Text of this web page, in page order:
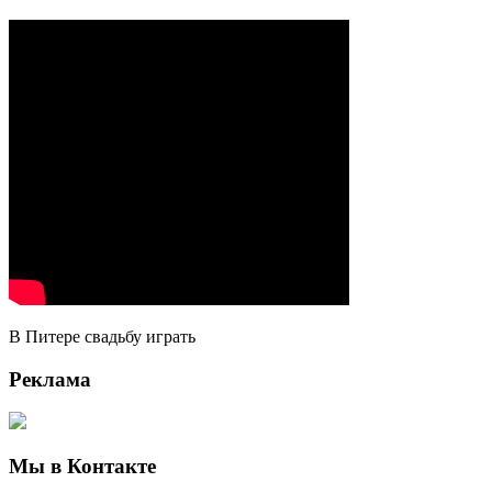
В Питере свадьбу играть
Реклама
Мы в Контакте